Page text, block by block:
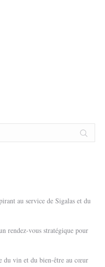
au service de Sigalas et du
rendez-vous stratégique pour
du vin et du bien-être au cœur